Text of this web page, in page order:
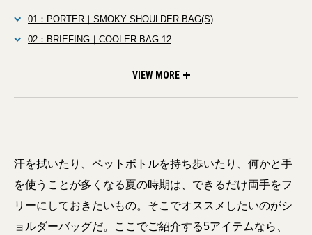
01：PORTER｜SMOKY SHOULDER BAG(S)
02：BRIEFING｜COOLER BAG 12
VIEW MORE
汗を拭いたり、ペットボトルを持ち歩いたり、何かと手
を使うことが多くなる夏の時期は、できるだけ両手をフ
リーにしておきたいもの。そこでオススメしたいのがシ
ョルダーバッグだ。ここでご紹介する5アイテムなら、